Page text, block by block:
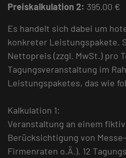
Preiskalkulation 2: 395.00 €
Es handelt sich dabei um
konkreter Leistungspakete.
Nettopreis (zzgl. MwSt.) pro
Tagungsveranstaltung im
Leistungspaketes, das wie
Kalkulation 1:
Veranstaltung an einem
Berücksichtigung von
Firmenraten o.Ä.). 12